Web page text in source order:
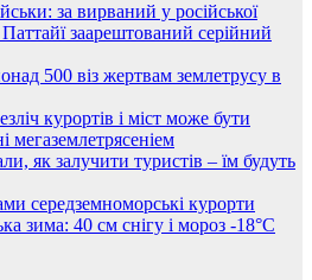
за вирваний у російської
заарештований серійний
500 віз жертвам землетрусу в
курортів і міст може бути
мегаземлетрясеніем
як залучити туристів – їм будуть
середземноморські курорти
зима: 40 см снігу і мороз -18°C